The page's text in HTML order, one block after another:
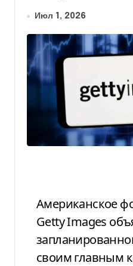
Июл 1, 2026
Американское фотоагентство
Getty Images
своим главным